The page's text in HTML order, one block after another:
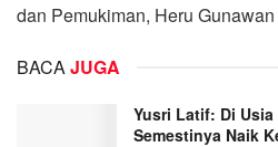
dan Pemukiman, Heru
BACAJUGA
Yusri Latif: Di
Semestinya Naik